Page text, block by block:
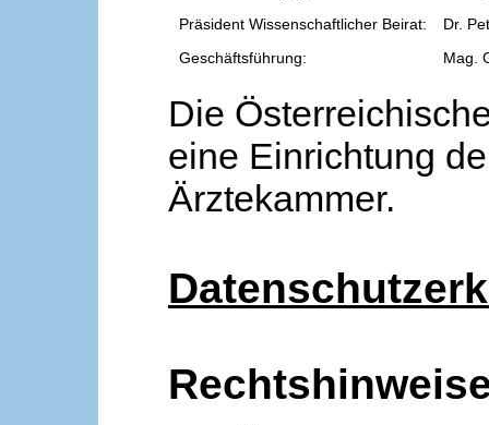
Präsident Wissenschaftlicher Beirat:
Dr.
Geschäftsführung:
Mag.
Die
eine Einrichtung
Ärztekammer.